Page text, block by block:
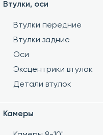
Втулки, оси
Втулки передние
Втулки задние
Оси
Эксцентрики втулок
Детали втулок
Камеры